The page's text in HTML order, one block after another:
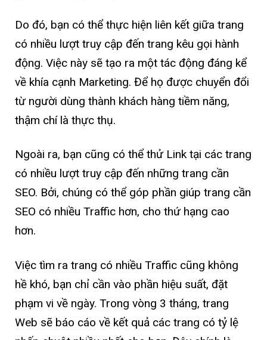
Do đó, bạn có thể thực hiện liên kết giữa trang
có nhiều lượt truy cập đến trang kêu gọi hành
động. Việc này sẽ tạo ra một tác động đáng kể
về khía cạnh Marketing. Để họ được chuyển đổi
từ người dùng thành khách hàng tiềm năng,
thậm chí là thực thụ.
Ngoài ra, bạn cũng có thể thử Link tại các trang
có nhiều lượt truy cập đến những trang cần
SEO. Bởi, chúng có thể góp phần giúp trang cần
SEO có nhiều Traffic hơn, cho thứ hạng cao
hơn.
Việc tìm ra trang có nhiều Traffic cũng không
hề khó, bạn chỉ cần vào phần hiệu suất, đặt
phạm vi về ngày. Trong vòng 3 tháng, trang
Web sẽ báo cáo về kết quả các trang có tỷ lệ